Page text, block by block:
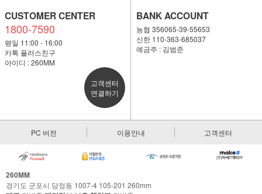
CUSTOMER CENTER
1800-7590
평일 11:00 - 16:00
카톡 플러스친구
아이디 : 260MM
고객센터
연결하기
BANK ACCOUNT
농협 356065-39-55653
신한 110-363-685037
예금주 : 김범준
PC 버전 이용안내 고객센터
260MM
경기도 군포시 당정동 1007-4 105-201 260mm